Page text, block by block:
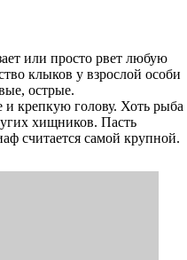
или просто рвет любую
клыков у взрослой особи
острые.
крепкую голову. Хоть рыба
хищников. Пасть
считается самой крупной.